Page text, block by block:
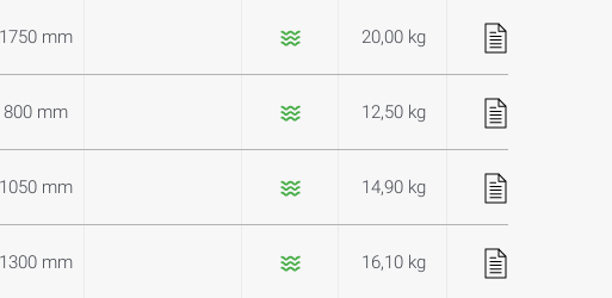
1750 mm 20,00 kg
800 mm 12,50 kg
1050 mm 14,90 kg
1300 mm 16,10 kg